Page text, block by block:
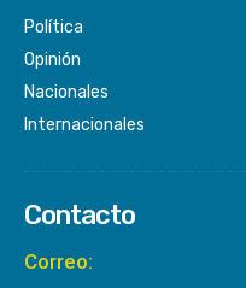
Política
Opinión
Nacionales
Internacionales
Contacto
Correo: